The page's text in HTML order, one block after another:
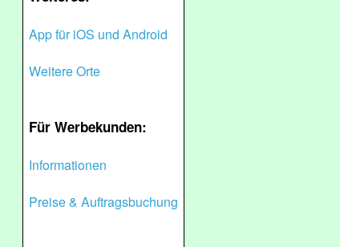
App für iOS und Android
Weitere Orte
Für Werbekunden:
Informationen
Preise & Auftragsbuchung